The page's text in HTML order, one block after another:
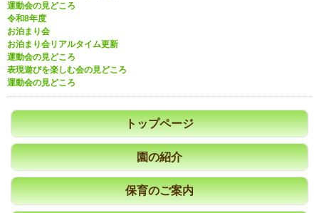
運動会の見どころ
令和8年度
お泊まり会
お泊まり会リアルタイム更新
運動会の見どころ
表現遊びを楽しむ会の見どころ
運動会の見どころ
トップページ
園の紹介
保育のご案内